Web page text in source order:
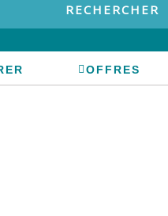
RECHERCHER
OFFRES